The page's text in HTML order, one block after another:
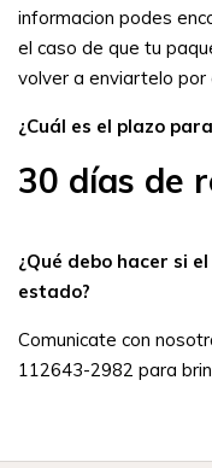
informacion podes
el caso de que tu
volver a enviartelo por
¿Cuál es el plazo
30 días de
¿Qué debo hacer si
estado?
Comunicate con
112643-2982 para